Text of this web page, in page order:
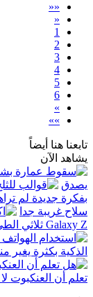
««
«
1
2
3
4
5
6
»
»»
تابعنا هنا أيضاً
يشاهد الآن
يصدق
بفكرة جديدة لم
سلاح غريبة جدا
Galaxy Z ثلاثي الطي
الذكية بكثرة يغير
تعلم أن العنكبوت